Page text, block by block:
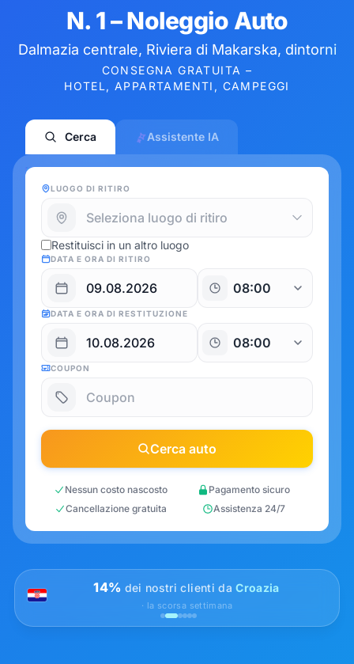
N. 1 – Noleggio Auto
Dalmazia centrale, Riviera di Makarska, dintorni
CONSEGNA GRATUITA –
HOTEL, APPARTAMENTI, CAMPEGGI
Cerca Assistente IA
LUOGO DI RITIRO
Restituisci in un altro luogo
DATA E ORA DI RITIRO
DATA E ORA DI RESTITUZIONE
COUPON
Cerca auto
Nessun costo nascosto
Pagamento sicuro
Cancellazione gratuita
Assistenza 24/7
14% dei nostri clienti daCroazia
· la scorsa settimana